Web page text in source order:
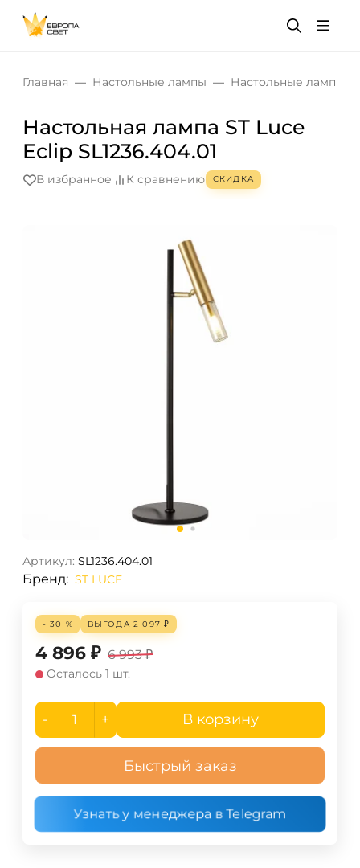
Главная Настольные лампы Настольные лампы
Настольная лампа ST Luce
Eclip SL1236.404.01
В избранное К сравнению СКИДКА
Артикул: SL1236.404.01
Бренд: ST LUCE
- 30 % ВЫГОДА 2 097 ₽
4 896 ₽ 6 993 ₽
Осталось 1 шт.
- + В корзину
Быстрый заказ
Узнать у менеджера в Telegram